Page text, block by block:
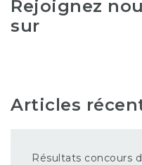
Rejoignez
sur
Articles
Résultats concours